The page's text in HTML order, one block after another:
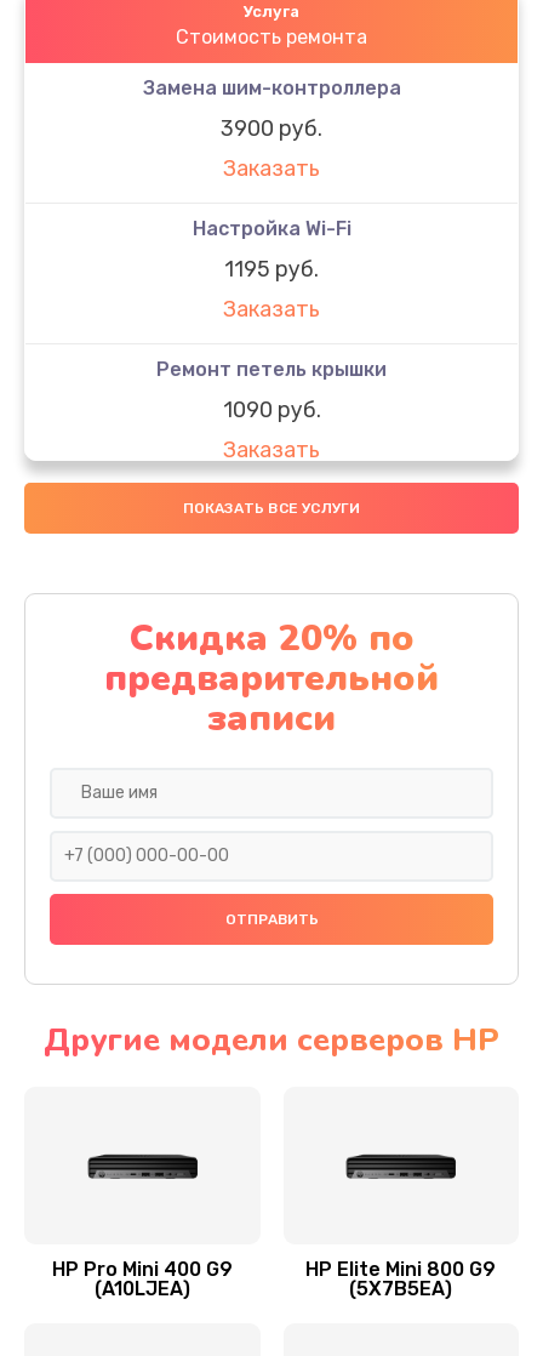
Услуга
Стоимость ремонта
Замена шим-контроллера
3900 руб.
Заказать
Настройка Wi-Fi
1195 руб.
Заказать
Ремонт петель крышки
1090 руб.
Заказать
Замена вебкамеры
Заказать
Установка драйверов
1000 руб.
Заказать
Восстановление данных
ПОКАЗАТЬ ВСЕ УСЛУГИ
Скидка 20% по
предварительной
записи
Другие модели серверов HP
HP Pro Mini 400 G9
(A10LJEA)
HP Elite Mini 800 G9
(5X7B5EA)